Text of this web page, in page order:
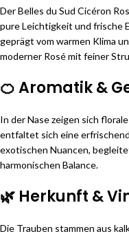
Der Belles du Sud Cicéron
pure Leichtigkeit und frische
geprägt vom warmen Klima
moderner Rosé mit feiner
🍊 Aromatik &
In der Nase zeigen sich
entfaltet sich eine
exotischen Nuancen,
harmonischen Balance.
🌿 Herkunft &
Die Trauben stammen aus